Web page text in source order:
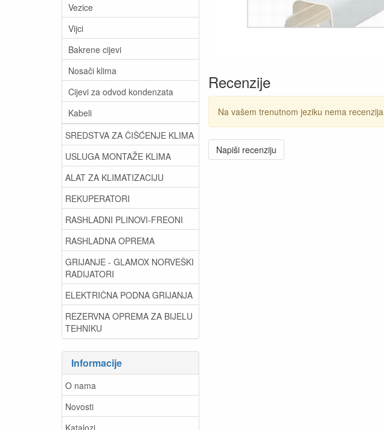
Recenzije
Na vašem trenutnom jeziku nema recenzija
Napiši recenziju
Vezice
Vijci
Bakrene cijevi
Nosači klima
Cijevi za odvod kondenzata
Kabeli
SREDSTVA ZA ČIŠĆENJE KLIMA
USLUGA MONTAŽE KLIMA
ALAT ZA KLIMATIZACIJU
REKUPERATORI
RASHLADNI PLINOVI-FREONI
RASHLADNA OPREMA
GRIJANJE - GLAMOX NORVEŠKI
RADIJATORI
ELEKTRIČNA PODNA GRIJANJA
REZERVNA OPREMA ZA BIJELU
TEHNIKU
Informacije
O nama
Novosti
Katalozi